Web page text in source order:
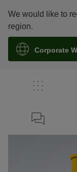
We would like to
region.
Corporate
溯源